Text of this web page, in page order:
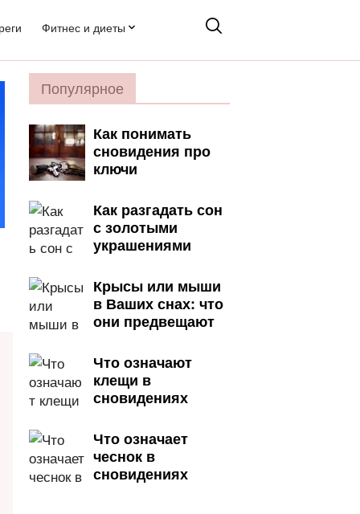
Фитнес и диеты
Популярное
Как понимать
сновидения про
ключи
Как разгадать сон
с золотыми
украшениями
Крысы или мыши
в Ваших снах: что
они предвещают
Что означают
клещи в
сновидениях
Что означает
чеснок в
сновидениях